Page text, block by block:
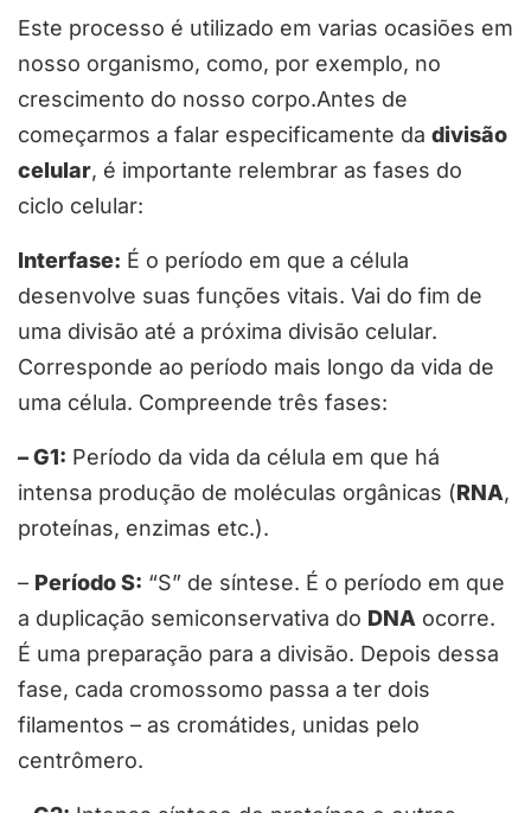
Este processo é utilizado em varias ocasiões em
nosso organismo, como, por exemplo, no
crescimento do nosso corpo.Antes de
começarmos a falar especificamente da divisão
celular, é importante relembrar as fases do
ciclo celular:
Interfase: É o período em que a célula
desenvolve suas funções vitais. Vai do fim de
uma divisão até a próxima divisão celular.
Corresponde ao período mais longo da vida de
uma célula. Compreende três fases:
– G1: Período da vida da célula em que há
intensa produção de moléculas orgânicas (RNA,
proteínas, enzimas etc.).
– Período S: “S” de síntese. É o período em que
a duplicação semiconservativa do DNA ocorre.
É uma preparação para a divisão. Depois dessa
fase, cada cromossomo passa a ter dois
filamentos – as cromátides, unidas pelo
centrômero.